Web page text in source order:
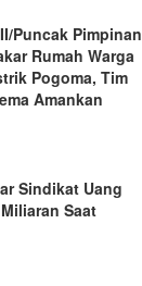
Puncak Pimpinan
Rumah Warga
Pogoma, Tim
Amankan
Sindikat Uang
Saat